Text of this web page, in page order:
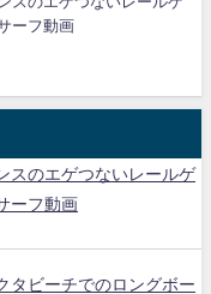
ーフ動画
スのエゲつないレールゲ
ーフ動画
タビーチでのロングボー